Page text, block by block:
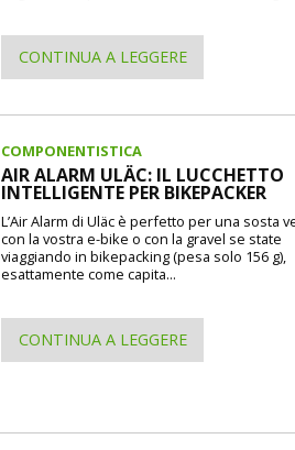
CONTINUA A LEGGERE
COMPONENTISTICA
AIR ALARM ULÄC: IL LUCCHETTO
INTELLIGENTE PER BIKEPACKER
L’Air Alarm di Uläc è perfetto per una sosta
con la vostra e-bike o con la gravel se state
viaggiando in bikepacking (pesa solo 156 g),
esattamente come capita...
CONTINUA A LEGGERE